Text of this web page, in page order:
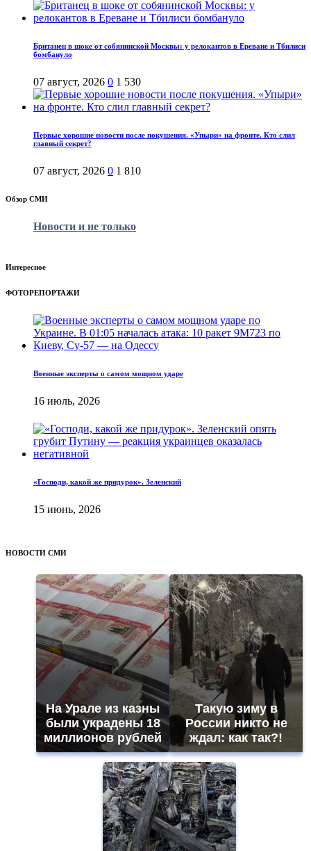
Британец в шоке от собянинской Москвы: у релокантов в Ереване и Тбилиси
бомбануло
07 август, 2026 0 1 530
Первые хорошие новости после покушения. «Упыри» на фронте. Кто слил
главный секрет?
07 август, 2026 0 1 810
Обзор СМИ
Новости и не только
Интересное
ФОТОРЕПОРТАЖИ
Военные эксперты о самом мощном ударе
16 июль, 2026
«Господи, какой же придурок». Зеленский
15 июнь, 2026
НОВОСТИ СМИ
На Урале из казны
были украдены 18
миллионов рублей
Такую зиму в
России никто не
ждал: как так?!